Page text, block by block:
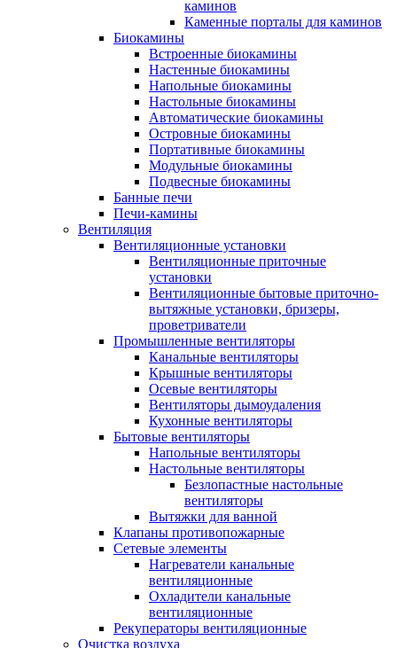
каминов
Каменные порталы для каминов
Биокамины
Встроенные биокамины
Настенные биокамины
Напольные биокамины
Настольные биокамины
Автоматические биокамины
Островные биокамины
Портативные биокамины
Модульные биокамины
Подвесные биокамины
Банные печи
Печи-камины
Вентиляция
Вентиляционные установки
Вентиляционные приточные
установки
Вентиляционные бытовые приточно-
вытяжные установки, бризеры,
проветриватели
Промышленные вентиляторы
Канальные вентиляторы
Крышные вентиляторы
Осевые вентиляторы
Вентиляторы дымоудаления
Кухонные вентиляторы
Бытовые вентиляторы
Напольные вентиляторы
Настольные вентиляторы
Безлопастные настольные
вентиляторы
Вытяжки для ванной
Клапаны противопожарные
Сетевые элементы
Нагреватели канальные
вентиляционные
Охладители канальные
вентиляционные
Рекуператоры вентиляционные
Очистка воздуха